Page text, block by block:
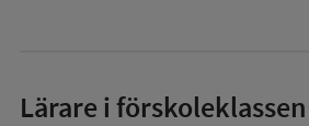
Lärare i förskoleklassen